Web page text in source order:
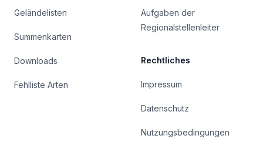
Geländelisten
Summenkarten
Downloads
Fehlliste Arten
Aufgaben der
Regionalstellenleiter
Rechtliches
Impressum
Datenschutz
Nutzungsbedingungen